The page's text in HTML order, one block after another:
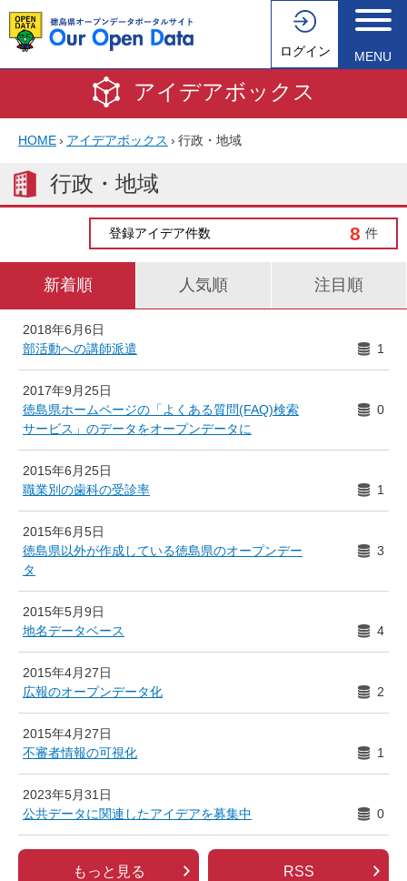
ログイン MENU
アイデアボックス
HOME› アイデアボックス › 行政・地域
行政・地域
登録アイデア件数 8 件
新着順 人気順 注目順
2018年6月6日
部活動への講師派遣
1
2017年9月25日
徳島県ホームページの「よくある質問(FAQ)検索
サービス」のデータをオープンデータに
0
2015年6月25日
職業別の歯科の受診率
1
2015年6月5日
徳島県以外が作成している徳島県のオープンデー
タ
3
2015年5月9日
地名データベース
4
2015年4月27日
広報のオープンデータ化
2
2015年4月27日
不審者情報の可視化
1
2023年5月31日
公共データに関連したアイデアを募集中
0
もっと見る RSS